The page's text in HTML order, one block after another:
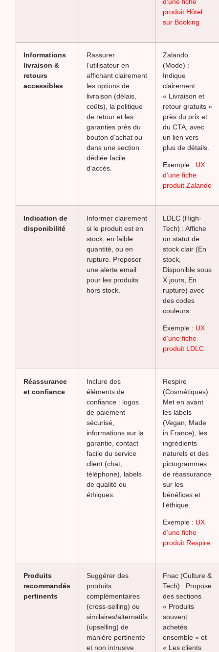
d‘une fiche
produit Hôtel
sur Booking
Informations
livraison &
retours
accessibles
Rassurer
l’utilisateur en
affichant clairement
les options de
livraison (délais,
coûts), la politique
de retour et les
garanties près du
bouton d’achat ou
dans une section
dédiée facile
d’accès.
Zalando
(Mode) :
Indique
clairement
« Livraison et
retour gratuits »
près du prix et
du CTA, avec
un lien vers
plus de détails.
Exemple : UX
d‘une fiche
produit Zalando
Indication de
disponibilité
Informer clairement
si le produit est en
stock, en faible
quantité, ou en
rupture. Proposer
une alerte email
pour les produits
hors stock.
LDLC (High-
Tech) : Affiche
un statut de
stock clair (En
stock,
Disponible sous
X jours, En
rupture) avec
des codes
couleurs.
Exemple : UX
d‘une fiche
produit LDLC
Réassurance
et confiance
Inclure des
éléments de
confiance : logos
de paiement
sécurisé,
informations sur la
garantie, contact
facile du service
client (chat,
téléphone), labels
de qualité ou
éthiques.
Respire
(Cosmétiques) :
Met en avant
les labels
(Vegan, Made
in France), les
ingrédients
naturels et des
pictogrammes
de réassurance
sur les
bénéfices et
l’éthique.
Exemple : UX
d‘une fiche
produit Respire
Produits
recommandés
pertinents
Suggérer des
produits
complémentaires
(cross-selling) ou
similaires/alternatifs
(upselling) de
manière pertinente
et non intrusive
Fnac (Culture &
Tech) : Propose
des sections
« Produits
souvent
achetés
ensemble » et
« Les clients